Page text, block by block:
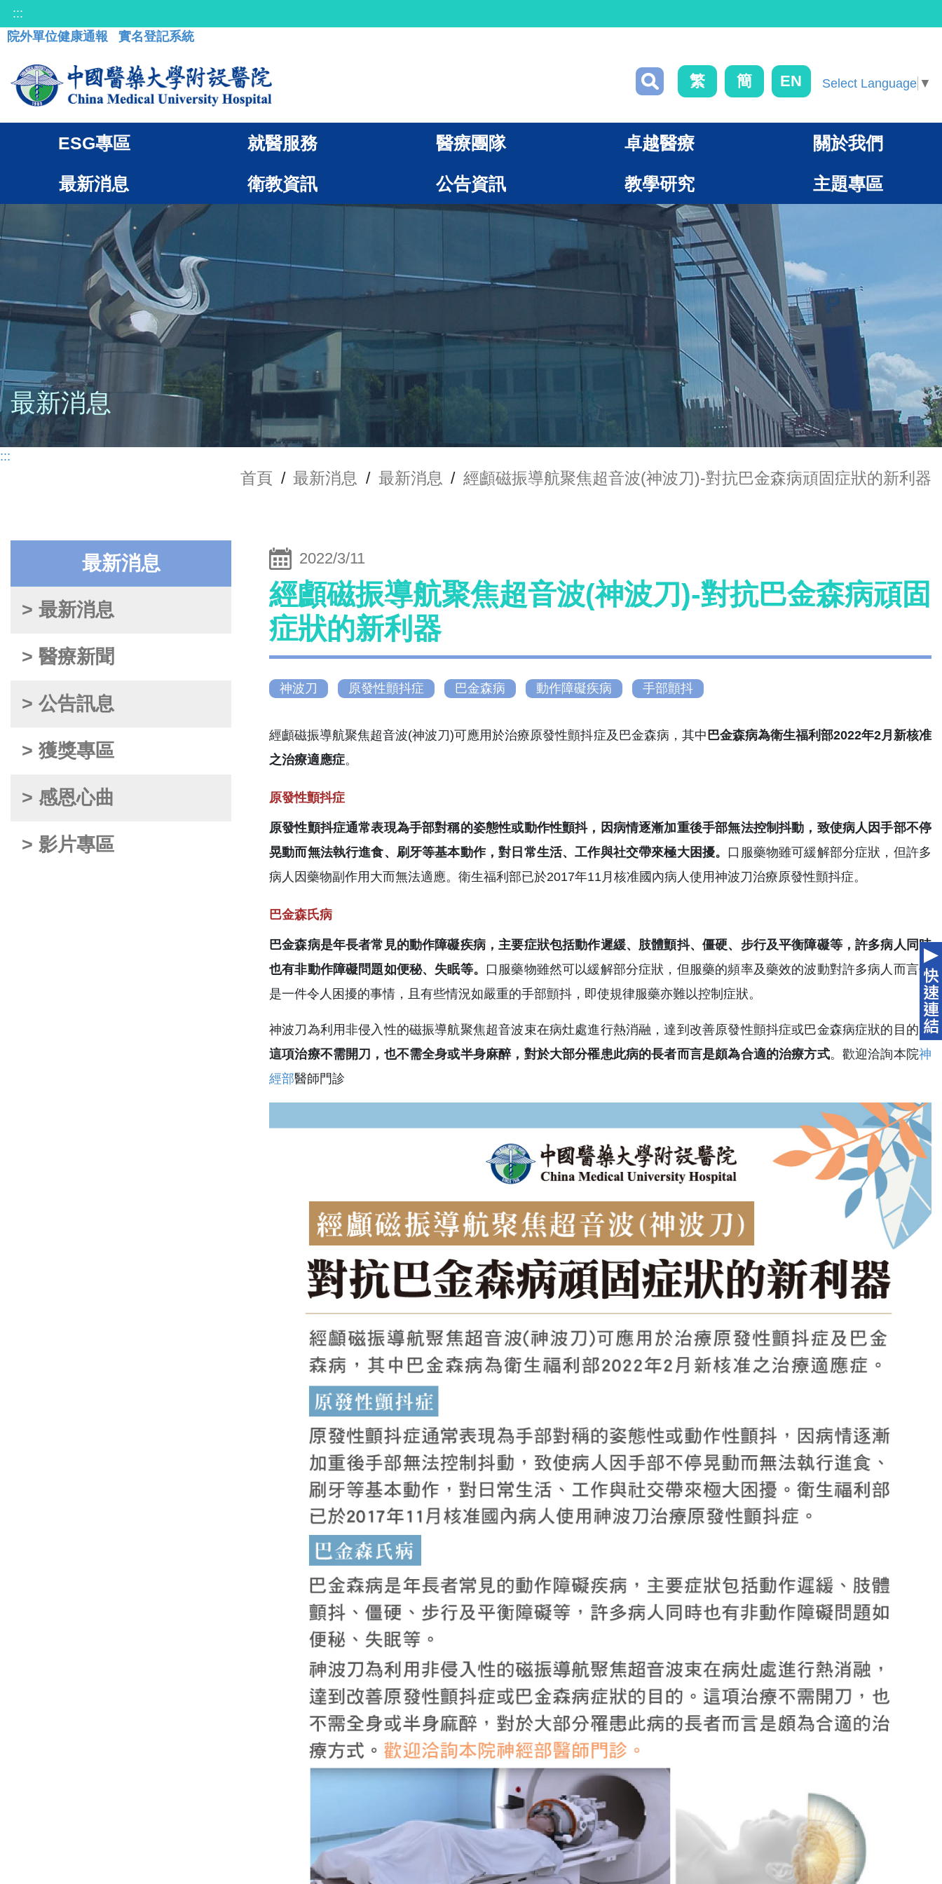
:::
院外單位健康通報
實名登記系統
繁 簡 EN Select Language ▼
ESG專區 就醫服務 醫療團隊 卓越醫療 關於我們
最新消息 衛教資訊 公告資訊 教學研究 主題專區
最新消息
:::
首頁 / 最新消息 / 最新消息 / 經顱磁振導航聚焦超音波(神波刀)-對抗巴金森病頑固症狀的新利器
最新消息
> 最新消息
> 醫療新聞
> 公告訊息
> 獲獎專區
> 感恩心曲
> 影片專區
2022/3/11
經顱磁振導航聚焦超音波(神波刀)-對抗巴金森病頑固
症狀的新利器
神波刀 原發性顫抖症 巴金森病 動作障礙疾病 手部顫抖
經顱磁振導航聚焦超音波(神波刀)可應用於治療原發性顫抖症及巴金森病，其中巴金森病為衛生福利部2022年2月新核准
之治療適應症。
原發性顫抖症
原發性顫抖症通常表現為手部對稱的姿態性或動作性顫抖，因病情逐漸加重後手部無法控制抖動，致使病人因手部不停
晃動而無法執行進食、刷牙等基本動作，對日常生活、工作與社交帶來極大困擾。 口服藥物雖可緩解部分症狀，但許多
病人因藥物副作用大而無法適應。衛生福利部已於2017年11月核准國內病人使用神波刀治療原發性顫抖症。
巴金森氏病
巴金森病是年長者常見的動作障礙疾病，主要症狀包括動作遲緩、肢體顫抖、僵硬、步行及平衡障礙等，許多病人同時
也有非動作障礙問題如便秘、失眠等。 口服藥物雖然可以緩解部分症狀，但服藥的頻率及藥效的波動對許多病人而言仍
是一件令人困擾的事情，且有些情況如嚴重的手部顫抖，即使規律服藥亦難以控制症狀。
神波刀為利用非侵入性的磁振導航聚焦超音波束在病灶處進行熱消融，達到改善原發性顫抖症或巴金森病症狀的目的。
這項治療不需開刀，也不需全身或半身麻醉，對於大部分罹患此病的長者而言是頗為合適的治療方式。歡迎洽詢本院神
經部醫師門診